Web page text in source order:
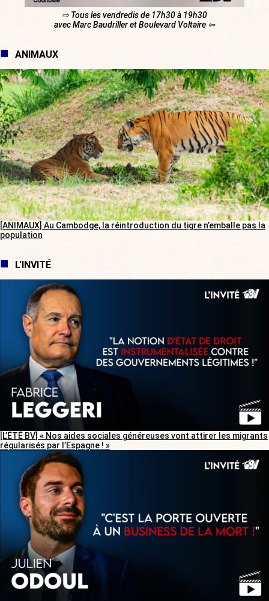
⇨ Tous les vendredis de 17h30 à 19h30
avec Marc Baudriller et Boulevard Voltaire ⇦
ANIMAUX
[ANIMAUX] Au Cambodge, la réintroduction du tigre n’emballe pas la
population
L'INVITÉ
[L’ÉTÉ BV] « Nos aides sociales généreuses vont attirer les migrants
régularisés par l’Espagne ! »